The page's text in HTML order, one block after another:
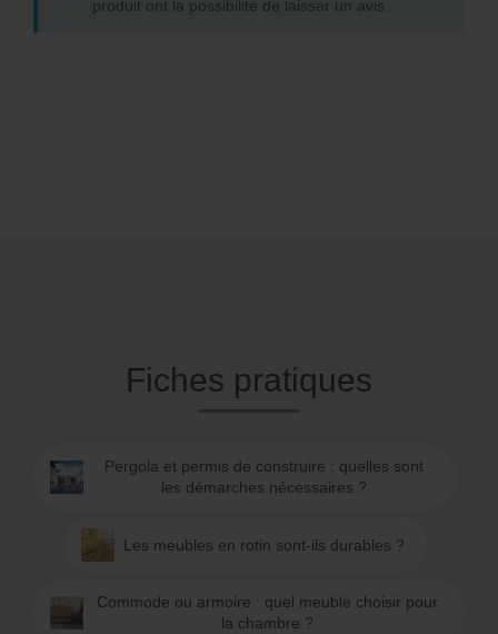
produit ont la possibilité de laisser un avis.
Fiches pratiques
Pergola et permis de construire : quelles sont
les démarches nécessaires ?
Les meubles en rotin sont-ils durables ?
Commode ou armoire : quel meuble choisir pour
la chambre ?